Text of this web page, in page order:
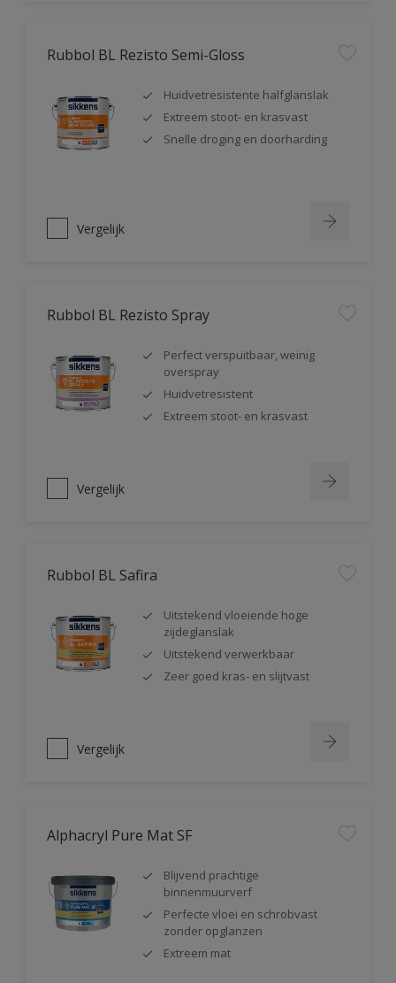
Rubbol BL Rezisto Semi-Gloss
Huidvetresistente halfglanslak
Extreem stoot- en krasvast
Snelle droging en doorharding
Vergelijk
Rubbol BL Rezisto Spray
Perfect verspuitbaar, weinig
overspray
Huidvetresistent
Extreem stoot- en krasvast
Vergelijk
Rubbol BL Safira
Uitstekend vloeiende hoge
zijdeglanslak
Uitstekend verwerkbaar
Zeer goed kras- en slijtvast
Vergelijk
Alphacryl Pure Mat SF
Blijvend prachtige
binnenmuurverf
Perfecte vloei en schrobvast
zonder opglanzen
Extreem mat